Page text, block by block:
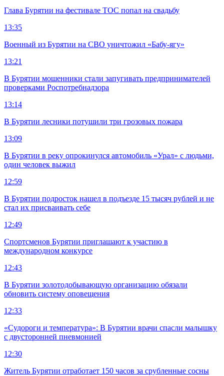
Глава Бурятии на фестивале ТОС попал на свадьбу
13:35
Военный из Бурятии на СВО уничтожил «Бабу-ягу»
13:21
В Бурятии мошенники стали запугивать предпринимателей
проверками Роспотребнадзора
13:14
В Бурятии лесники потушили три грозовых пожара
13:09
В Бурятии в реку опрокинулся автомобиль «Урал» с людьми,
один человек выжил
12:59
В Бурятии подросток нашел в подъезде 15 тысяч рублей и не
стал их присваивать себе
12:49
Спортсменов Бурятии приглашают к участию в
международном конкурсе
12:43
В Бурятии золотодобывающую организацию обязали
обновить систему оповещения
12:33
«Судороги и температура»: В Бурятии врачи спасли малышку
с двусторонней пневмонией
12:30
Житель Бурятии отработает 150 часов за срубленные сосны